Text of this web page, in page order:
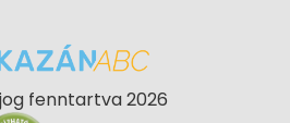
fenntartva 2026